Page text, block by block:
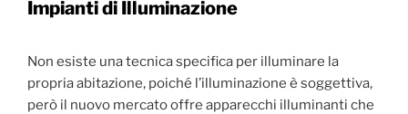
Impianti di Illuminazione
Non esiste una tecnica specifica per illuminare la
propria abitazione, poiché l’illuminazione è soggettiva,
però il nuovo mercato offre apparecchi illuminanti che